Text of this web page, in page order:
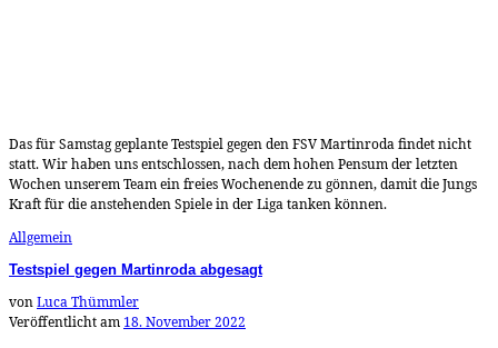
Das für Samstag geplante Testspiel gegen den FSV Martinroda findet nicht
statt. Wir haben uns entschlossen, nach dem hohen Pensum der letzten
Wochen unserem Team ein freies Wochenende zu gönnen, damit die Jungs
Kraft für die anstehenden Spiele in der Liga tanken können.
Allgemein
Testspiel gegen Martinroda abgesagt
vonLuca Thümmler
Veröffentlicht am 18. November 2022